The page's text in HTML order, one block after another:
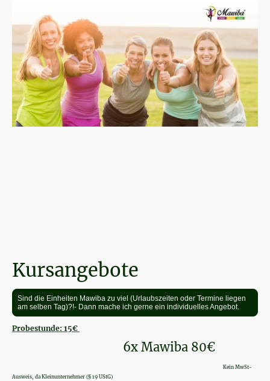
Kursangebote
Sind die Einheiten Mawiba zu viel (Urlaubszeiten oder Termine liegen
am selben Tag)?!- Dann mache ich gerne ein individuelles Angebot.
Probestunde: 15€
6x Mawiba 80€
Kein MwSt-
Ausweis, da Kleinunternehmer (§ 19 UStG)